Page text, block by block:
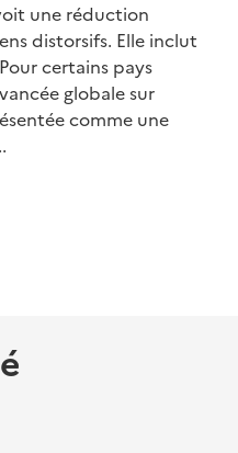
une réduction
distorsifs. Elle inclut
certains pays
globale sur
comme une